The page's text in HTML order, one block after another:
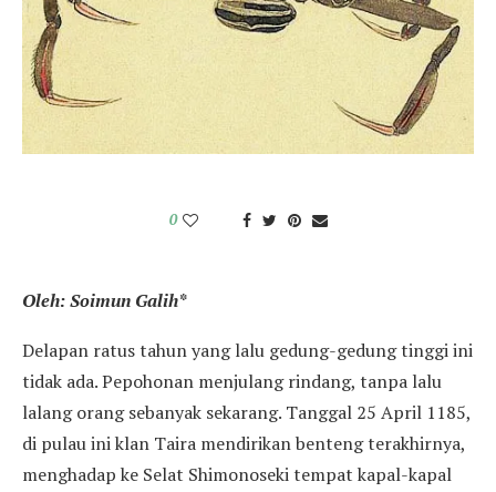
0
Oleh: Soimun Galih*
Delapan ratus tahun yang lalu gedung-gedung tinggi ini
tidak ada. Pepohonan menjulang rindang, tanpa lalu
lalang orang sebanyak sekarang. Tanggal 25 April 1185,
di pulau ini klan Taira mendirikan benteng terakhirnya,
menghadap ke Selat Shimonoseki tempat kapal-kapal